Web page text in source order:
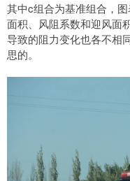
其中c组合为基准组合，
面积、风阻系数和迎风面
导致的阻力变化也各不相
思的。